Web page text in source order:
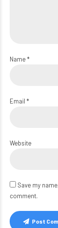
Name *
Email *
Website
Save my
comment.
Post